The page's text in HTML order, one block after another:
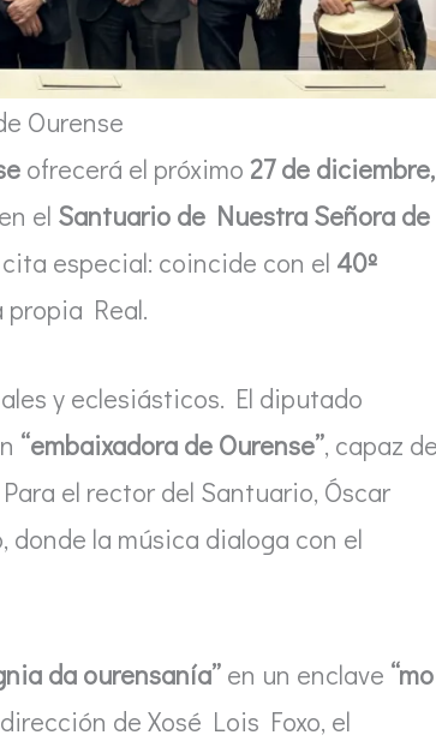
Ourense
ofrecerá el próximo 27 de
en el Santuario de Nuestra Señora de
especial: coincide con el 40º
propia Real.
y eclesiásticos. El diputado
“embaixadora de Ourense”, capaz
el rector del Santuario, Óscar
donde la música dialoga con el
da ourensanía” en un enclave
de Xosé Lois Foxo, el